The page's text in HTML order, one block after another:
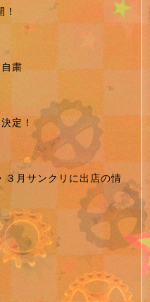
粛
定！
３月サンクリに出店の情